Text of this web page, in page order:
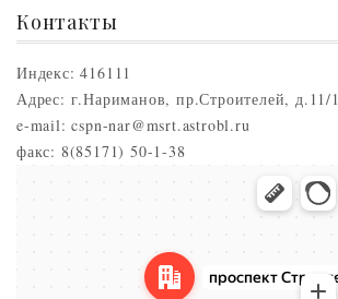
Контакты
Индекс: 416111
Адрес: г.Нариманов, пр.Строителей, д.11/1
e-mail: cspn-nar@msrt.astrobl.ru
факс: 8(85171) 50-1-38
Проспект Строителей, 5 — Яндекс.Карты